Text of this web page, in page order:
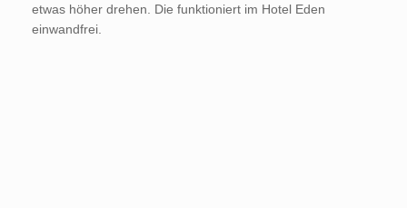
etwas höher drehen. Die funktioniert im Hotel Eden
einwandfrei.